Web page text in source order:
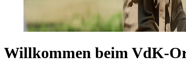
Willkommen beim VdK-